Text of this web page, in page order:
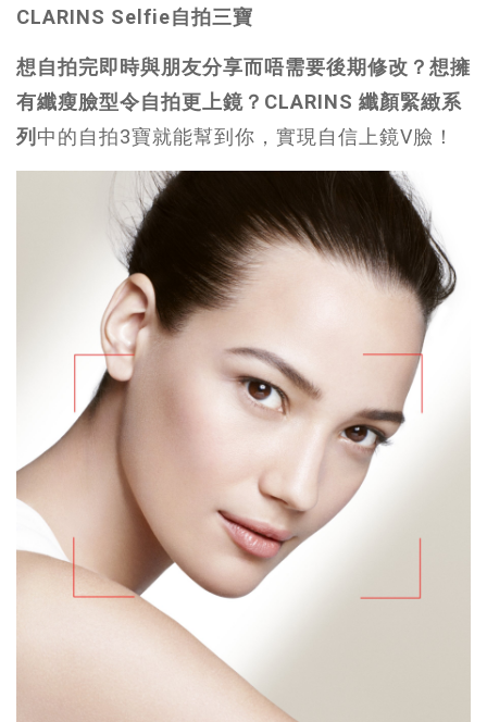
CLARINS Selfie自拍三寶
想自拍完即時與朋友分享而唔需要後期修改？想擁
有纖瘦臉型令自拍更上鏡？ CLARINS 纖顏緊緻系
列 中的自拍3寶就能幫到你，實現自信上鏡V臉！